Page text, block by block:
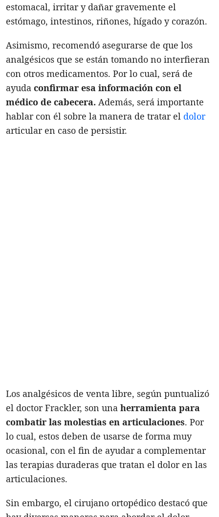
estomacal, irritar y dañar gravemente el
estómago, intestinos, riñones, hígado y corazón.
Asimismo, recomendó asegurarse de que los
analgésicos que se están tomando no interfieran
con otros medicamentos. Por lo cual, será de
ayuda confirmar esa información con el
médico de cabecera. Además, será importante
hablar con él sobre la manera de tratar el dolor
articular en caso de persistir.
Los analgésicos de venta libre, según puntualizó
el doctor Frackler, son una herramienta para
combatir las molestias en articulaciones. Por
lo cual, estos deben de usarse de forma muy
ocasional, con el fin de ayudar a complementar
las terapias duraderas que tratan el dolor en las
articulaciones.
Sin embargo, el cirujano ortopédico destacó que